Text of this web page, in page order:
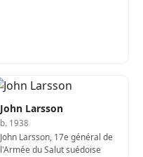
John Larsson
b. 1938
John Larsson, 17e général de
l'Armée du Salut suédoise